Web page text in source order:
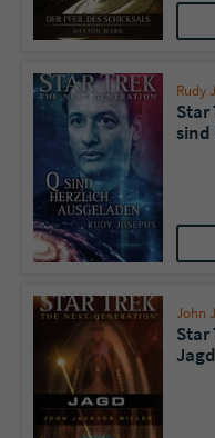
Rudy
Star
sind
John
Star
Jagd